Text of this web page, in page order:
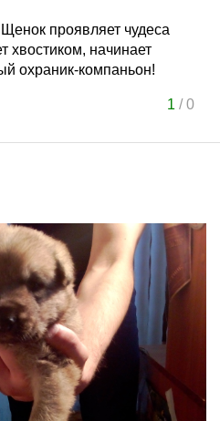
проявляет чудеса
хвостиком, начинает
охраник-компаньон!
1 /0